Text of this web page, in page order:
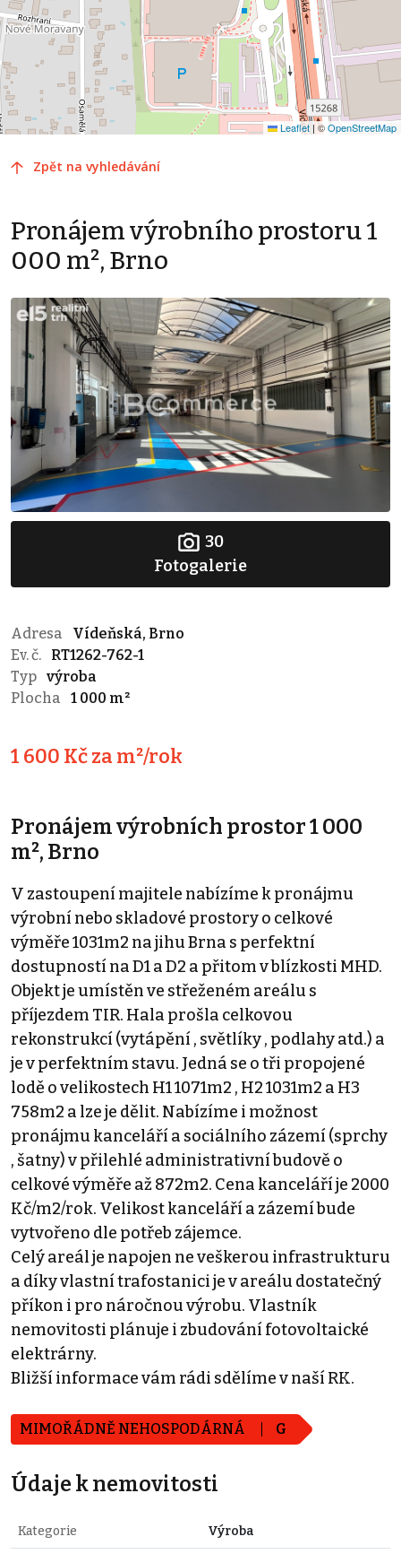
Leaflet |©OpenStreetMap
Zpět na vyhledávání
Pronájem výrobního prostoru 1
000 m², Brno
30
Fotogalerie
Adresa
Vídeňská, Brno
Ev. č.
RT1262-762-1
Typ výroba
Plocha
1 000 m²
1 600 Kč za m²/rok
Pronájem výrobních prostor 1 000
m², Brno
V zastoupení majitele nabízíme k pronájmu
výrobní nebo skladové prostory o celkové
výměře 1031m2 na jihu Brna s perfektní
dostupností na D1 a D2 a přitom v blízkosti MHD.
Objekt je umístěn ve střeženém areálu s
příjezdem TIR. Hala prošla celkovou
rekonstrukcí (vytápění , světlíky , podlahy atd.) a
je v perfektním stavu. Jedná se o tři propojené
lodě o velikostech H1 1071m2 , H2 1031m2 a H3
758m2 a lze je dělit. Nabízíme i možnost
pronájmu kanceláří a sociálního zázemí (sprchy
, šatny) v přilehlé administrativní budově o
celkové výměře až 872m2. Cena kanceláří je 2000
Kč/m2/rok. Velikost kanceláří a zázemí bude
vytvořeno dle potřeb zájemce.
Celý areál je napojen ne veškerou infrastrukturu
a díky vlastní trafostanici je v areálu dostatečný
příkon i pro náročnou výrobu. Vlastník
nemovitosti plánuje i zbudování fotovoltaické
elektrárny.
Bližší informace vám rádi sdělíme v naší RK.
MIMOŘÁDNĚ NEHOSPODÁRNÁ G
Údaje k nemovitosti
Kategorie Výroba